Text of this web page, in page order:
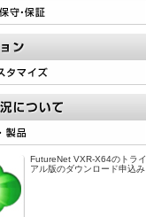
FutureNet VXR-X64のトライ
アル版のダウンロード申込み